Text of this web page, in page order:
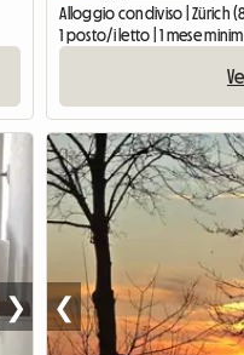
Alloggio condiviso | Zürich
1 posto/i letto | 1 mese
❯ ❮